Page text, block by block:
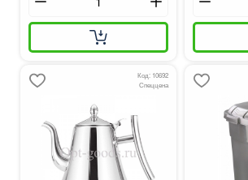
Код: 10692
Спеццена